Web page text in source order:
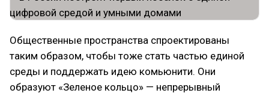
Общественные пространства спроектированы
таким образом, чтобы тоже стать частью единой
среды и поддержать идею комьюнити. Они
образуют «Зеленое кольцо» — непрерывный